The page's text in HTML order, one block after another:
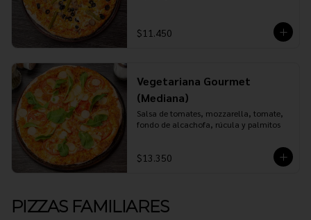
$11.450
Vegetariana Gourmet
(Mediana)
Salsa de tomates, mozzarella, tomate,
fondo de alcachofa, rúcula y palmitos
$13.350
PIZZAS FAMILIARES